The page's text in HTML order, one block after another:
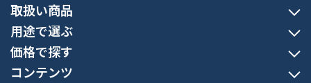
取扱い商品
用途で選ぶ
価格で探す
コンテンツ